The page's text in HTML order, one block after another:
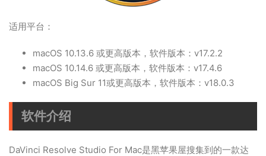
适用平台：
macOS 10.13.6 或更高版本，软件版本：v17.2.2
macOS 10.14.6 或更高版本，软件版本：v17.4.6
macOS Big Sur 11或更高版本，软件版本：v18.0.3
软件介绍
DaVinci Resolve Studio For Mac是黑苹果屋搜集到的一款达